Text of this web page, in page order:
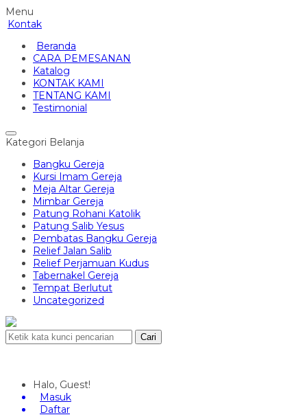
Menu
Kontak
Beranda
CARA PEMESANAN
Katalog
KONTAK KAMI
TENTANG KAMI
Testimonial
Kategori Belanja
Bangku Gereja
Kursi Imam Gereja
Meja Altar Gereja
Mimbar Gereja
Patung Rohani Katolik
Patung Salib Yesus
Pembatas Bangku Gereja
Relief Jalan Salib
Relief Perjamuan Kudus
Tabernakel Gereja
Tempat Berlutut
Uncategorized
Cari
Halo, Guest!
Masuk
Daftar